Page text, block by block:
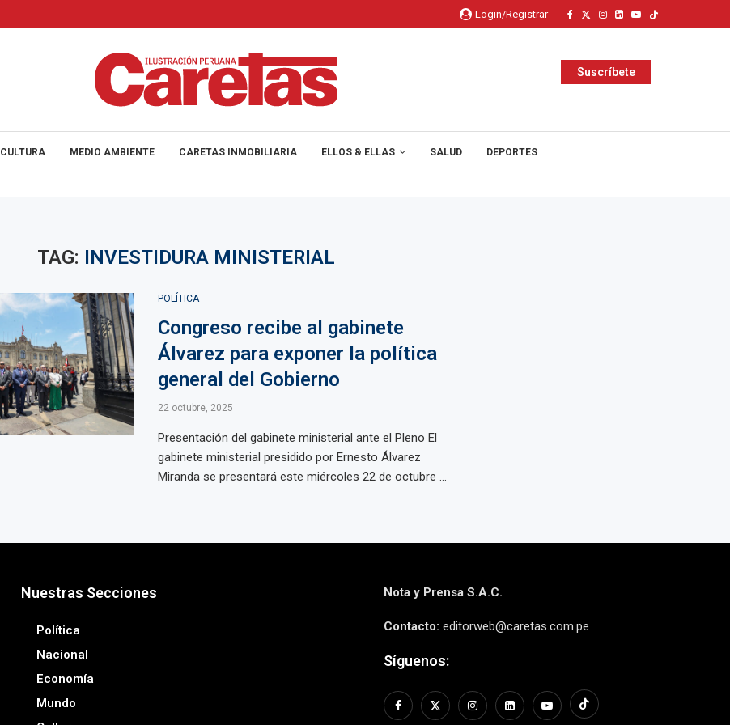
Login/Registrar
Suscríbete
CULTURA MEDIO AMBIENTE CARETAS INMOBILIARIA ELLOS & ELLAS SALUD DEPORTES
TAG: INVESTIDURA MINISTERIAL
POLÍTICA
Congreso recibe al gabinete
Álvarez para exponer la política
general del Gobierno
22 octubre, 2025
Presentación del gabinete ministerial ante el Pleno El
gabinete ministerial presidido por Ernesto Álvarez
Miranda se presentará este miércoles 22 de octubre ...
Nuestras Secciones
Política
Nacional
Economía
Mundo
Nota y Prensa S.A.C.
Contacto: editorweb@caretas.com.pe
Síguenos: